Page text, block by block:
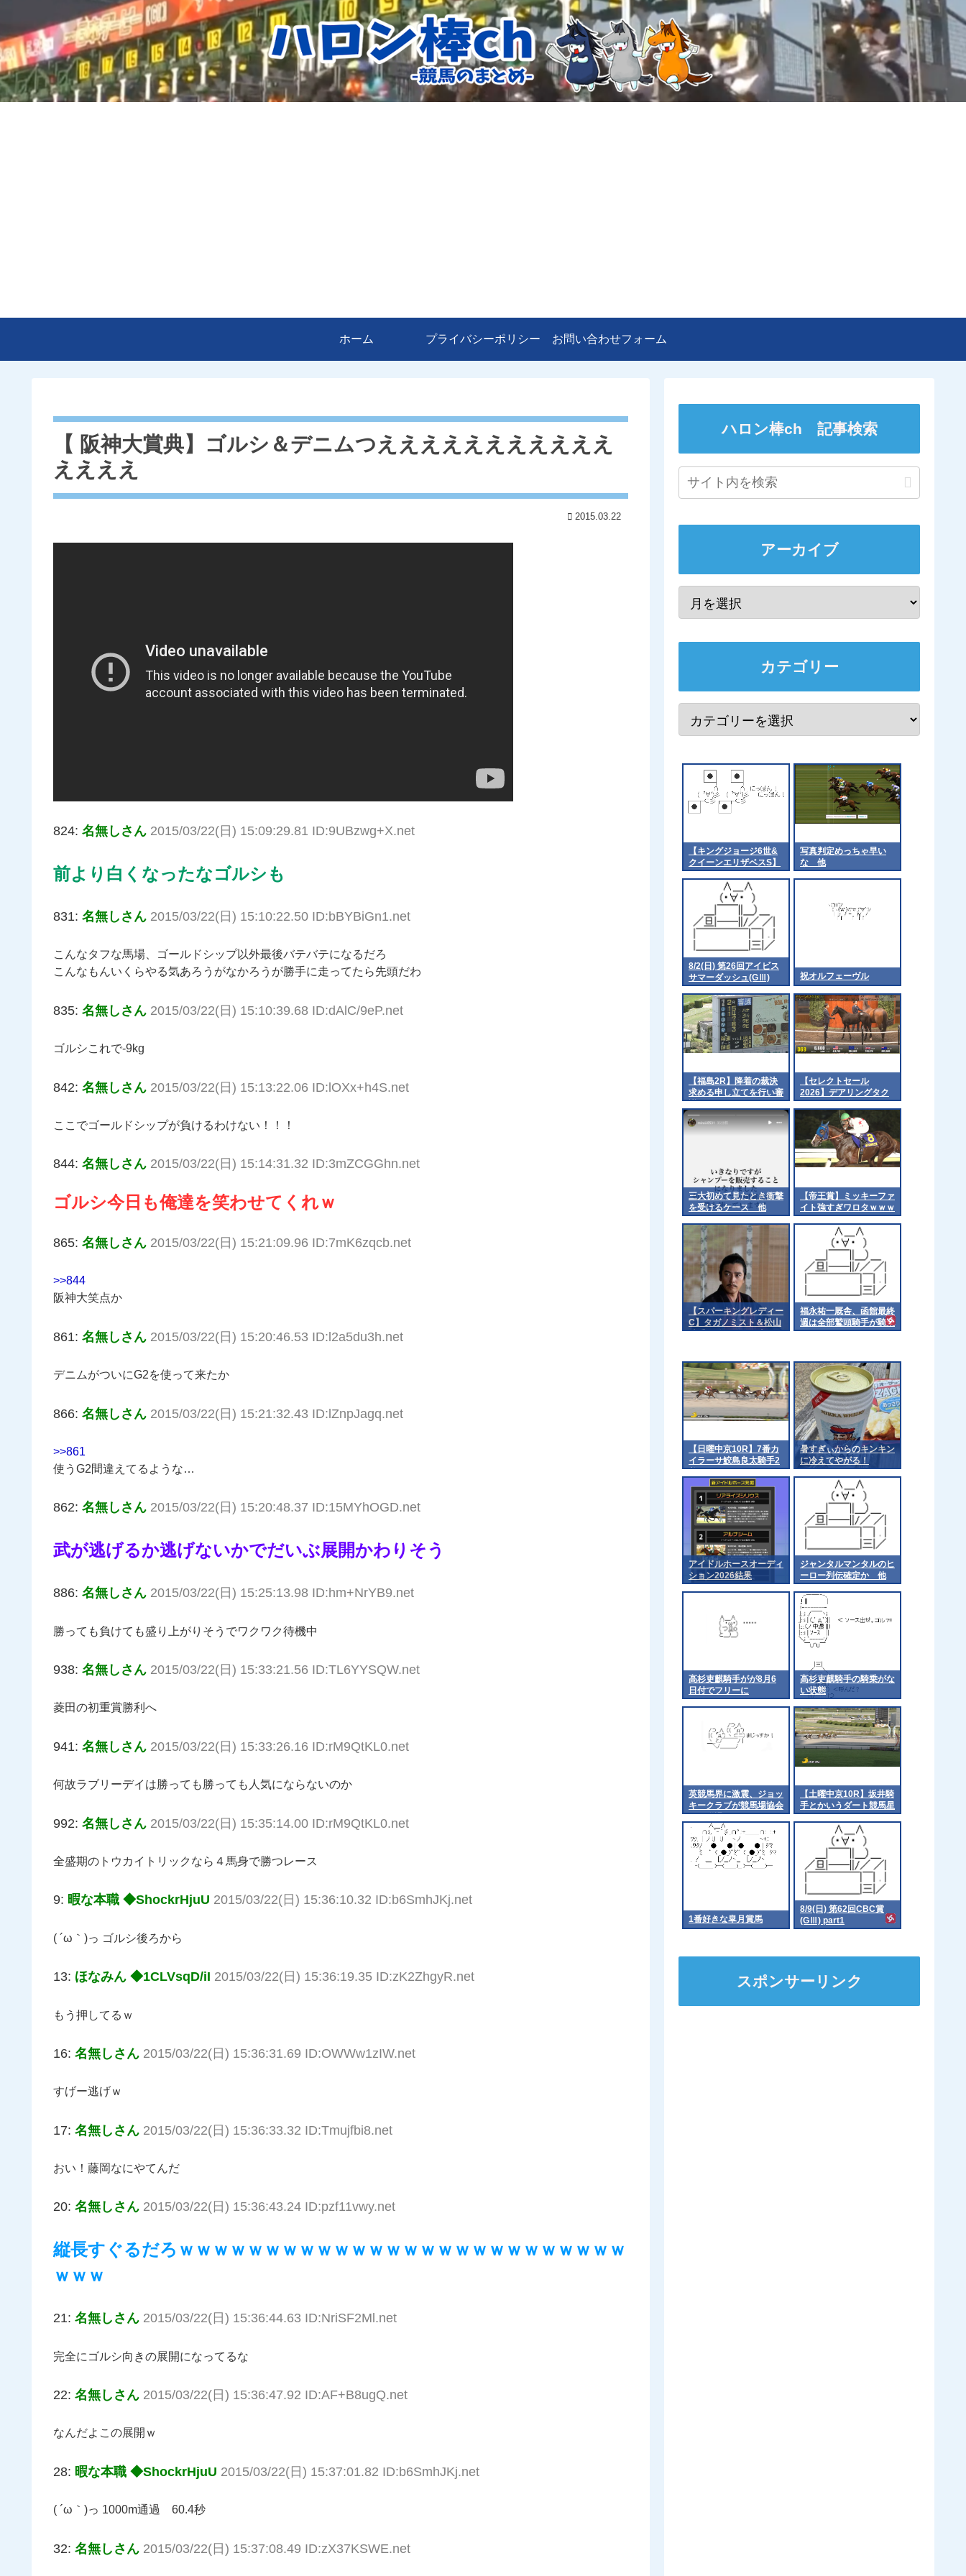
ホーム プライバシーポリシー お問い合わせフォーム
【 阪神大賞典】ゴルシ＆デニムつえええええええええええ
ええええ
2015.03.22
824: 名無しさん 2015/03/22(日) 15:09:29.81 ID:9UBzwg+X.net
前より白くなったなゴルシも
831: 名無しさん 2015/03/22(日) 15:10:22.50 ID:bBYBiGn1.net
こんなタフな馬場、ゴールドシップ以外最後バテバテになるだろ
こんなもんいくらやる気あろうがなかろうが勝手に走ってたら先頭だわ
835: 名無しさん 2015/03/22(日) 15:10:39.68 ID:dAlC/9eP.net
ゴルシこれで-9kg
842: 名無しさん 2015/03/22(日) 15:13:22.06 ID:lOXx+h4S.net
ここでゴールドシップが負けるわけない！！！
844: 名無しさん 2015/03/22(日) 15:14:31.32 ID:3mZCGGhn.net
ゴルシ今日も俺達を笑わせてくれｗ
865: 名無しさん 2015/03/22(日) 15:21:09.96 ID:7mK6zqcb.net
>>844
阪神大笑点か
861: 名無しさん 2015/03/22(日) 15:20:46.53 ID:l2a5du3h.net
デニムがついにG2を使って来たか
866: 名無しさん 2015/03/22(日) 15:21:32.43 ID:lZnpJagq.net
>>861
使うG2間違えてるような…
862: 名無しさん 2015/03/22(日) 15:20:48.37 ID:15MYhOGD.net
武が逃げるか逃げないかでだいぶ展開かわりそう
886: 名無しさん 2015/03/22(日) 15:25:13.98 ID:hm+NrYB9.net
勝っても負けても盛り上がりそうでワクワク待機中
938: 名無しさん 2015/03/22(日) 15:33:21.56 ID:TL6YYSQW.net
菱田の初重賞勝利へ
941: 名無しさん 2015/03/22(日) 15:33:26.16 ID:rM9QtKL0.net
何故ラブリーデイは勝っても勝っても人気にならないのか
992: 名無しさん 2015/03/22(日) 15:35:14.00 ID:rM9QtKL0.net
全盛期のトウカイトリックなら４馬身で勝つレース
9: 暇な本職 ◆ShockrHjuU 2015/03/22(日) 15:36:10.32 ID:b6SmhJKj.net
( ´ω｀)っ ゴルシ後ろから
13: ほなみん ◆1CLVsqD/iI 2015/03/22(日) 15:36:19.35 ID:zK2ZhgyR.net
もう押してるｗ
16: 名無しさん 2015/03/22(日) 15:36:31.69 ID:OWWw1zIW.net
すげー逃げｗ
17: 名無しさん 2015/03/22(日) 15:36:33.32 ID:Tmujfbi8.net
おい！藤岡なにやてんだ
20: 名無しさん 2015/03/22(日) 15:36:43.24 ID:pzf11vwy.net
縦長すぐるだろｗｗｗｗｗｗｗｗｗｗｗｗｗｗｗｗｗｗｗｗｗｗｗｗｗｗ
ｗｗｗ
21: 名無しさん 2015/03/22(日) 15:36:44.63 ID:NriSF2Ml.net
完全にゴルシ向きの展開になってるな
22: 名無しさん 2015/03/22(日) 15:36:47.92 ID:AF+B8ugQ.net
なんだよこの展開ｗ
28: 暇な本職 ◆ShockrHjuU 2015/03/22(日) 15:37:01.82 ID:b6SmhJKj.net
( ´ω｀)っ 1000m通過 60.4秒
32: 名無しさん 2015/03/22(日) 15:37:08.49 ID:zX37KSWE.net
ハロン棒ch 記事検索
アーカイブ
カテゴリー
【キングジョージ6世&
クイーンエリザベスS】
マスカレードボールはア
スコットのコースに適応
できるのか 他
写真判定めっちゃ早い
な 他
8/2(日) 第26回アイビス
サマーダッシュ(GⅢ)
part2
祝オルフェーヴル
【福島2R】降着の裁決
求める申し立てを行い審
議
【セレクトセール
2026】デアリングタク
トの2026（父イクイノ
ックス）3億3千万円で
落札 他
三大初めて見たとき衝撃
を受けるケース 他
【帝王賞】ミッキーファ
イト強すぎワロタｗｗｗ
【スパーキングレディー
C】タガノミスト＆松山
騎手がｷﾀ━━━━(ﾟ
福永祐一厩舎、函館最終
週は全部鷲頭騎手が騎乗
【日曜中京10R】7番カ
イラーサ鮫島良太騎手2
着
暑すぎぃからのキンキン
に冷えてやがる！
アイドルホースオーディ
ション2026結果
ジャンタルマンタルのヒ
ーロー列伝確定か 他
高杉吏麒騎手がが8月6
日付でフリーに
高杉吏麒騎手の騎乗がな
い状態
英競馬界に激震、ジョッ
キークラブが競馬場協会
から脱退
【土曜中京10R】坂井騎
手とかいうダート競馬星
人
1番好きな皐月賞馬
8/9(日) 第62回CBC賞
(GⅢ) part1
スポンサーリンク